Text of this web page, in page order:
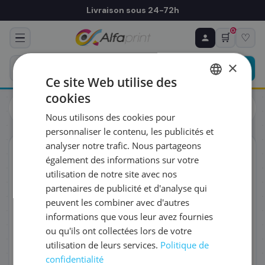
Livraison sous 24-72h
🛒
0
♡
Cartouches
Epson
000 pages
ORIGINAL
♻ COMMANDE RÉCURRENTE
Prévoyez & économisez
Programmez votre prochain achat — notre équipe
vous prépare un devis personnalisé
RÉFÉRENCE DU PRODUIT
FRÉQUENCE
QUANTITÉ PAR LIVRAISON
DATE DE PREMIÈRE LIVRAISON SOUHAITÉE
×
Ce site Web utilise des
cookies
Nous utilisons des cookies pour
personnaliser le contenu, les publicités et
analyser notre trafic. Nous partageons
également des informations sur votre
utilisation de notre site avec nos
partenaires de publicité et d'analyse qui
peuvent les combiner avec d'autres
informations que vous leur avez fournies
ou qu'ils ont collectées lors de votre
utilisation de leurs services. Politique de
confidentialité